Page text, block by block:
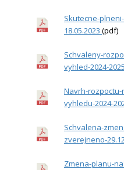
Skutecne-
18.05.2023 (pdf)
Schvaleny-
vyhled-2024-
Navrh-
vyhledu-2024-
Schvalena-
zverejneno-
Zmena-planu-